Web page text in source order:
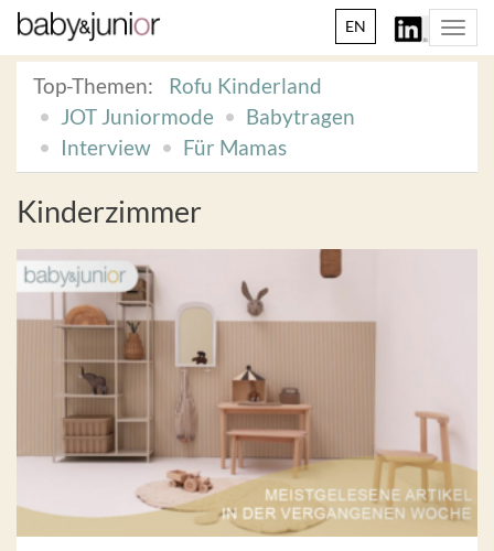
EN
Top-Themen:
Rofu Kinderland
JOT Juniormode
Babytragen
Interview
Für Mamas
Kinderzimmer